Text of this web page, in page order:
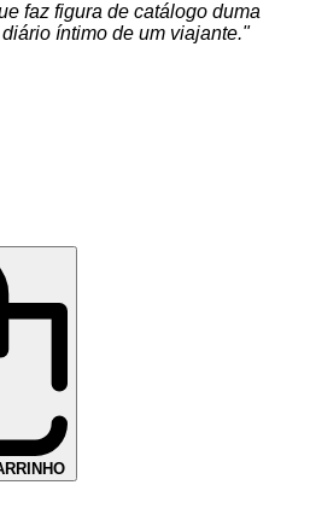
faz figura de catálogo duma
íntimo de um viajante."